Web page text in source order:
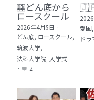
🎰どん底から
ロースクール
2026年4月5日 ·
どん底, ロースクール,
筑波大学,
法科大学院, 入学式
·
2
🇯🇵
愛国,
ドラ